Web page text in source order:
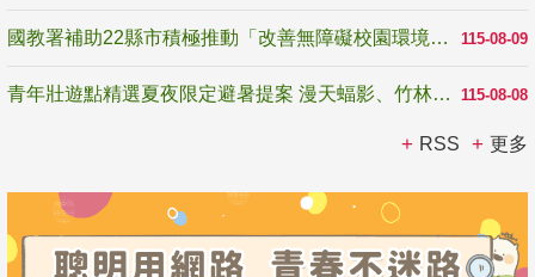
115-08-09
國教署補助22縣市積極推動「改善無障礙校園環境計畫」 打造友善、安全、無礙學習空間
115-08-08
青年壯遊點精選夏夜限定避暑提案 漫天蝠影、竹林尋蛙、茶香夜觀 邀青年暮色出發
RSS 更多